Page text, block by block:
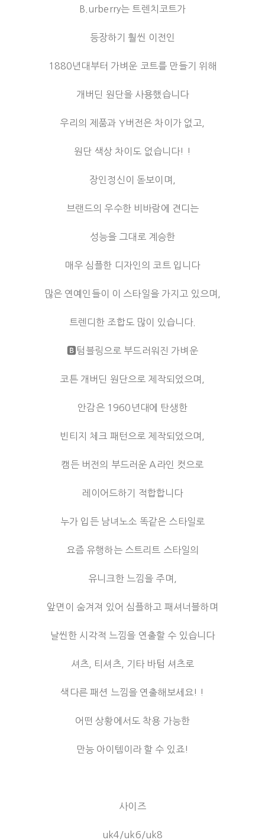
B.urberry는 트렌치코트가
등장하기 훨씬 이전인
1880년대부터 가벼운 코트를 만들기 위해
개버딘 원단을 사용했습니다
우리의 제품과 Y버전은 차이가 없고,
원단 색상 차이도 없습니다! !
장인정신이 돋보이며,
브랜드의 우수한 비바람에 견디는
성능을 그대로 계승한
매우 심플한 디자인의 코트 입니다
많은 연예인들이 이 스타일을 가지고 있으며,
트렌디한 조합도 많이 있습니다.
🅱텀블링으로 부드러워진 가벼운
코튼 개버딘 원단으로 제작되었으며,
안감은 1960년대에 탄생한
빈티지 체크 패턴으로 제작되었으며,
캠든 버전의 부드러운 A라인 컷으로
레이어드하기 적합합니다
누가 입든 남녀노소 똑같은 스타일로
요즘 유행하는 스트리트 스타일의
유니크한 느낌을 주며,
앞면이 숨겨져 있어 심플하고 패셔너블하며
날씬한 시각적 느낌을 연출할 수 있습니다
셔츠, 티셔츠, 기타 바텀 셔츠로
색다른 패션 느낌을 연출해보세요! !
어떤 상황에서도 착용 가능한
만능 아이템이라 할 수 있죠!
사이즈
uk4/uk6/uk8